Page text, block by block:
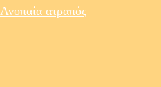
Ανοπαία ατραπός